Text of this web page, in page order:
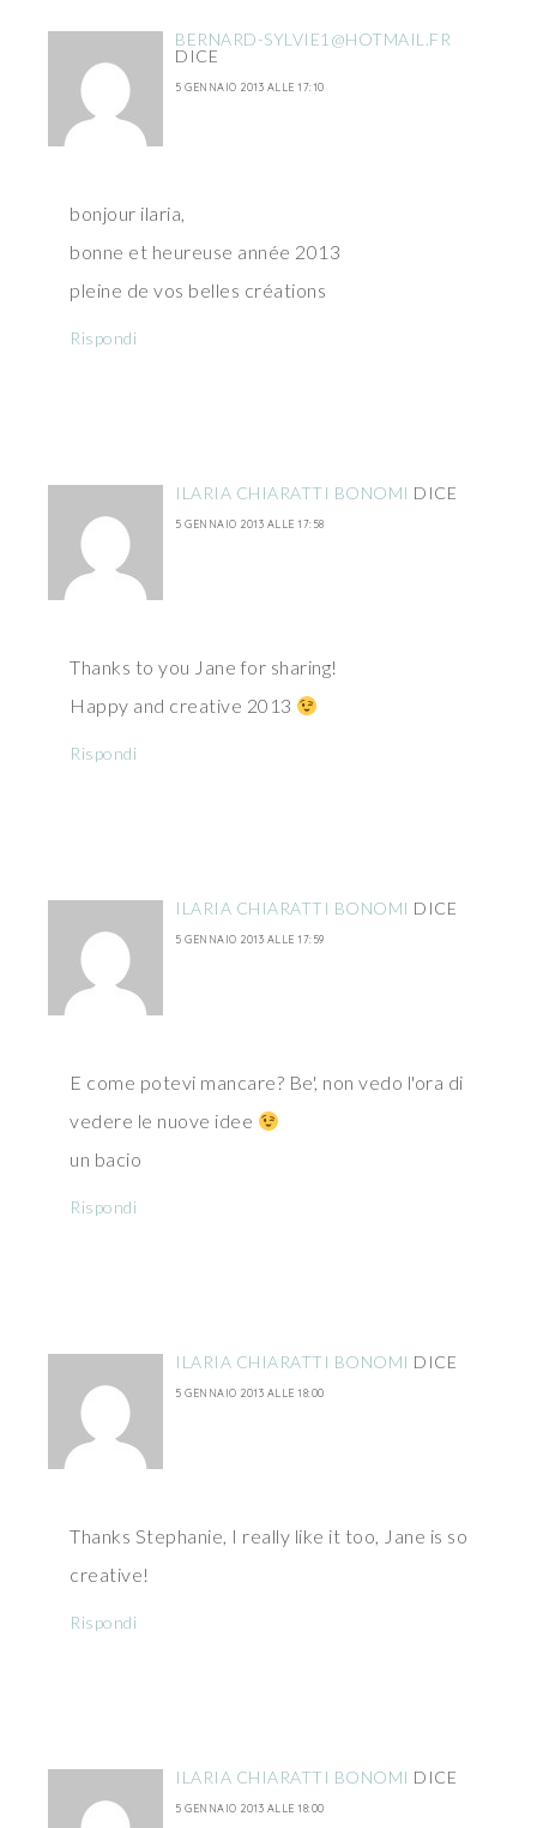
BERNARD-SYLVIE1@HOTMAIL.FR
DICE
5 GENNAIO 2013 ALLE 17:10
bonjour ilaria,
bonne et heureuse année 2013
pleine de vos belles créations
Rispondi
ILARIA CHIARATTI BONOMI DICE
5 GENNAIO 2013 ALLE 17:58
Thanks to you Jane for sharing!
Happy and creative 2013
Rispondi
ILARIA CHIARATTI BONOMI DICE
5 GENNAIO 2013 ALLE 17:59
E come potevi mancare? Be', non vedo l'ora di
vedere le nuove idee
un bacio
Rispondi
ILARIA CHIARATTI BONOMI DICE
5 GENNAIO 2013 ALLE 18:00
Thanks Stephanie, I really like it too, Jane is so
creative!
Rispondi
ILARIA CHIARATTI BONOMI DICE
5 GENNAIO 2013 ALLE 18:00